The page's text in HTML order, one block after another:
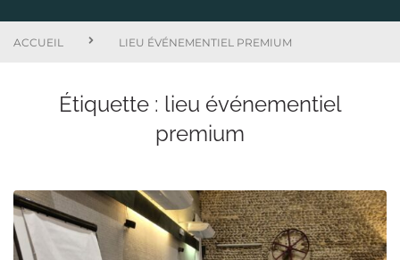
ACCUEIL LIEU ÉVÉNEMENTIEL PREMIUM
Étiquette : lieu événementiel
premium